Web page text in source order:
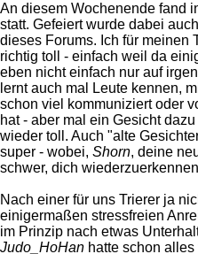
An diesem Wochenende fand
statt. Gefeiert wurde dabei
dieses Forums. Ich für meinen
richtig toll - einfach weil da
eben nicht einfach nur auf
lernt auch mal Leute kennen,
schon viel kommuniziert oder
hat - aber mal ein Gesicht
wieder toll. Auch "alte
super - wobei, Shorn, deine
schwer, dich wiederzuerkennen
Nach einer für uns Trierer ja
einigermaßen stressfreien
im Prinzip nach etwas
Judo_HoHan hatte schon